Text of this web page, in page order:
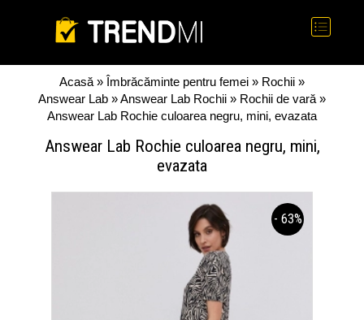
Acasă » Îmbrăcăminte pentru femei » Rochii »
Answear Lab »Answear Lab Rochii » Rochii de vară »
Answear Lab Rochie culoarea negru, mini, evazata
Answear Lab Rochie culoarea negru, mini,
evazata
- 63%